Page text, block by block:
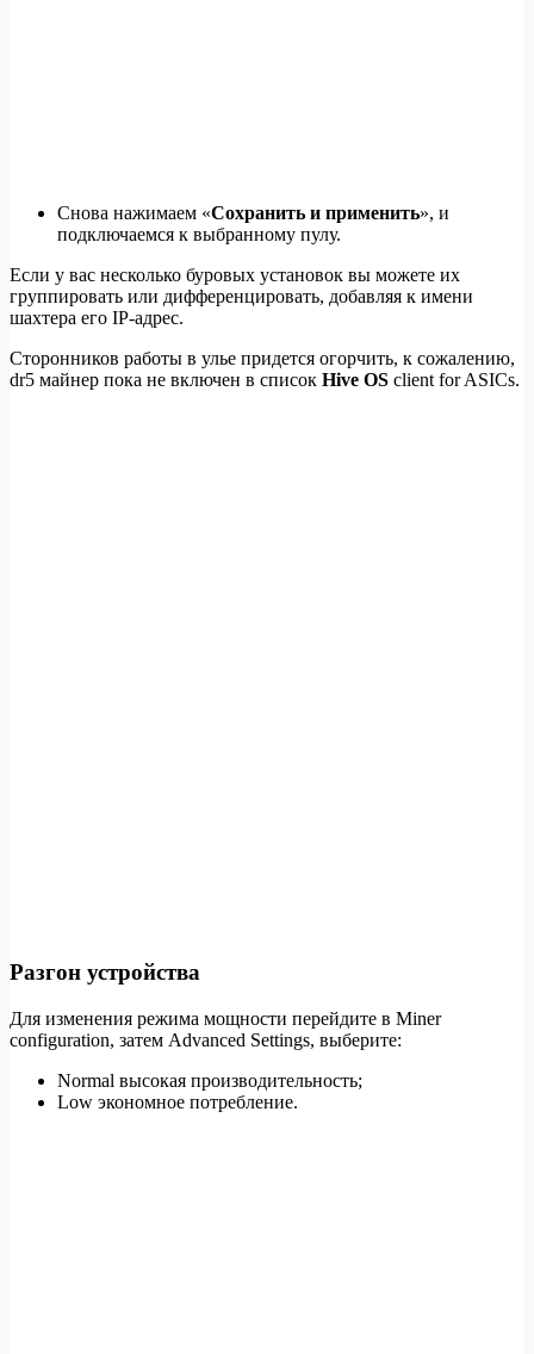
Снова нажимаем «Сохранить и применить», и
подключаемся к выбранному пулу.
Если у вас несколько буровых установок вы можете их
группировать или дифференцировать, добавляя к имени
шахтера его IP-адрес.
Сторонников работы в улье придется огорчить, к сожалению,
dr5 майнер пока не включен в список Hive OS client for ASICs.
Разгон устройства
Для изменения режима мощности перейдите в Miner
configuration, затем Advanced Settings, выберите:
Normal высокая производительность;
Low экономное потребление.